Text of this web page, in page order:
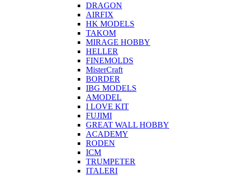
DRAGON
AIRFIX
HK MODELS
TAKOM
MIRAGE HOBBY
HELLER
FINEMOLDS
MisterCraft
BORDER
IBG MODELS
AMODEL
I LOVE KIT
FUJIMI
GREAT WALL HOBBY
ACADEMY
RODEN
ICM
TRUMPETER
ITALERI